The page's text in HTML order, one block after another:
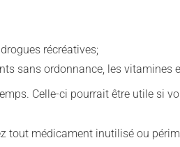
récréatives;
sans ordonnance, les vitamines
Celle-ci pourrait être utile si
tout médicament inutilisé ou